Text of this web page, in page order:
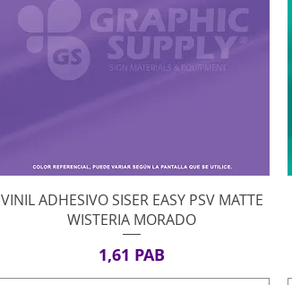
Vista rápida
VINIL ADHESIVO SISER EASY PSV MATTE
WISTERIA MORADO
Precio
1,61 PAB